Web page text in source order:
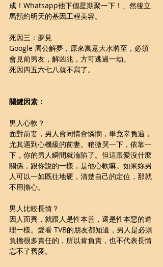
成！Whatsapp他下個星期聚一下！」然後立
馬預約明天的基因工程美容。
死因三：夢見
Google 周公解夢，原來寓意大水將至，必須
會見前男友，解凶兆，方可逃過一劫。
死因四五六七八就不寫了。
關鍵因素：
男人心軟？
面對前妻，男人會同情會憐憫，畢竟辜負過，
尤其遇到心機級的前妻。稍微哭一下，依靠一
下，你的男人瞬間就淪陷了。但這跟愛沒什麼
關係，跟你說的一樣，是他心軟嘛。如果妳男
人可以一如既往地硬，清楚自己的定位，那就
不用擔心。
男人比較長情？
因人而異，就跟人是性本善，還是性本惡的道
理一樣。愛看 TVB的朋友都知道，男人是必須
負擔很多責任的，所以肯負責，也不代表長情
忘不了舊愛。